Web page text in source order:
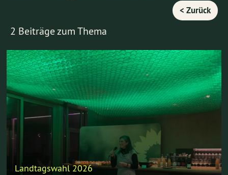
2 Beiträge zum Thema
< Zurück
Landtagswahl 2026